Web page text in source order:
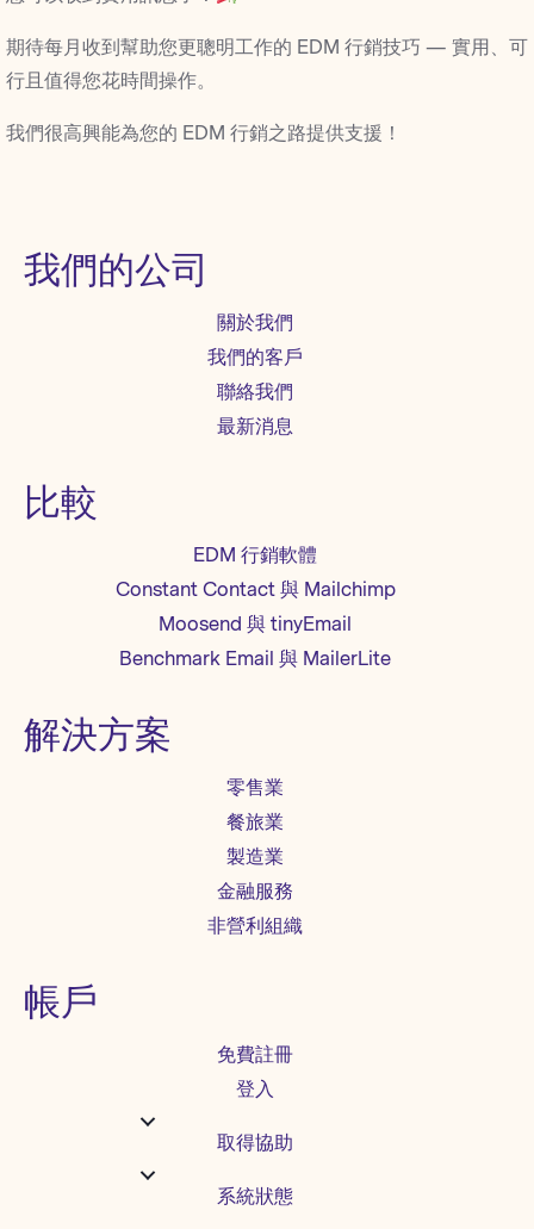
期待每月收到幫助您更聰明工作的 EDM 行銷技巧 — 實用、可
行且值得您花時間操作。
我們很高興能為您的 EDM 行銷之路提供支援！
我們的公司
關於我們
我們的客戶
聯絡我們
最新消息
比較
EDM 行銷軟體
Constant Contact 與 Mailchimp
Moosend 與 tinyEmail
Benchmark Email 與 MailerLite
解決方案
零售業
餐旅業
製造業
金融服務
非營利組織
帳戶
免費註冊
登入
取得協助
系統狀態